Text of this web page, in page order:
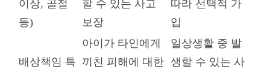
이상, 골절
등)
할 수 있는 사고
보장
따라 선택적 가
입
배상책임 특
아이가 타인에게
끼친 피해에 대한
일상생활 중 발
생할 수 있는 사